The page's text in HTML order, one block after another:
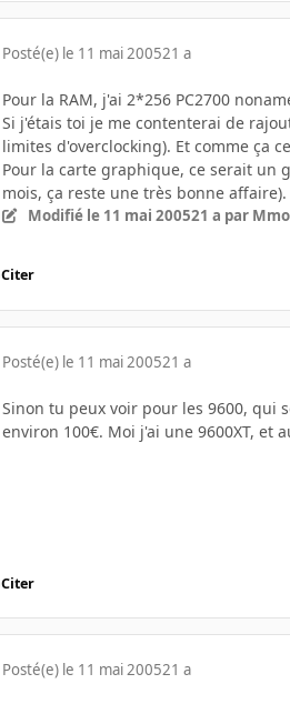
Posté(e) le 11 mai 200521 a
Pour la RAM, j'ai 2*256 PC2700
Si j'étais toi je me contenterai de
limites d'overclocking). Et comme ça
Pour la carte graphique, ce serait un
mois, ça reste une très bonne affaire).
Modifié le 11 mai 200521 a par
Citer
Posté(e) le 11 mai 200521 a
Sinon tu peux voir pour les 9600, qui
environ 100€. Moi j'ai une 9600XT, et
Citer
Posté(e) le 11 mai 200521 a